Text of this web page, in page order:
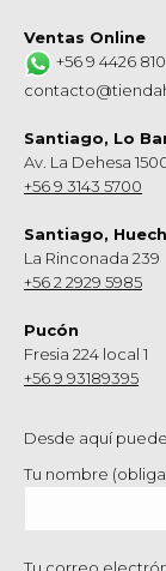
Ventas Online
+56 9 4426
Santiago, Lo
Av. La Dehesa
+56 9 3143 5700
Santiago,
La Rinconada 239
+56 2 2929 5985
Pucón
Fresia 224 local 1
+56 9 93189395
Desde aquí
Tu nombre